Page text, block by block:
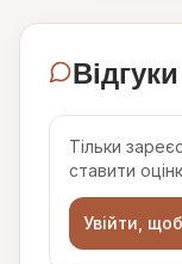
Відгуки
Тільки
ставити
Увійти,